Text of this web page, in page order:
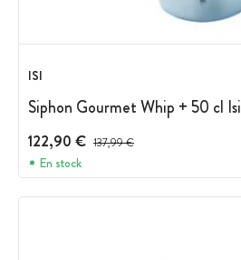
ISI
Siphon Gourmet Whip + 50 cl Isi
122,90 € Prix avant réduction :
137,99 €
En stock